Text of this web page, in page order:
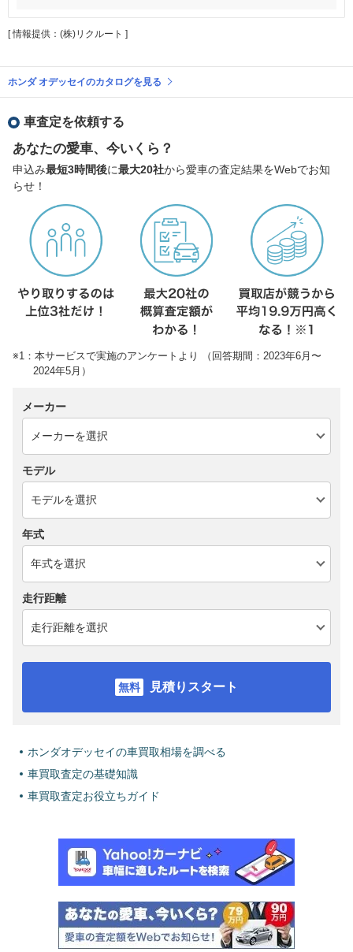
[ 情報提供：(株)リクルート ]
ホンダ オデッセイのカタログを見る
車査定を依頼する
あなたの愛車、今いくら？
申込み最短3時間後に最大20社から愛車の査定結果をWebでお知
らせ！
※1：本サービスで実施のアンケートより （回答期間：2023年6月〜
2024年5月）
メーカー
モデル
年式
走行距離
見積りスタート
ホンダオデッセイの車買取相場を調べる
車買取査定の基礎知識
車買取査定お役立ちガイド